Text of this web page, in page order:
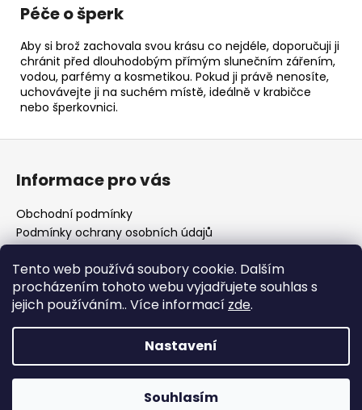
Tento web používá soubory cookie. Dalším
procházením tohoto webu vyjadřujete souhlas s
jejich používáním.. Více informací zde.
Nastavení
Souhlasím
Péče o šperk
Aby si brož zachovala svou krásu co nejdéle, doporučuji ji
chránit před dlouhodobým přímým slunečním zářením,
vodou, parfémy a kosmetikou. Pokud ji právě nenosíte,
uchovávejte ji na suchém místě, ideálně v krabičce
nebo šperkovnici.
Z
í
Informace pro vás
Obchodní podmínky
Podmínky ochrany osobních údajů
Kontakty
Blog
České puncovní značky
Copyright 2026obchod.bizuterie-trpyt.cz. Všechna
práva vyhrazena.